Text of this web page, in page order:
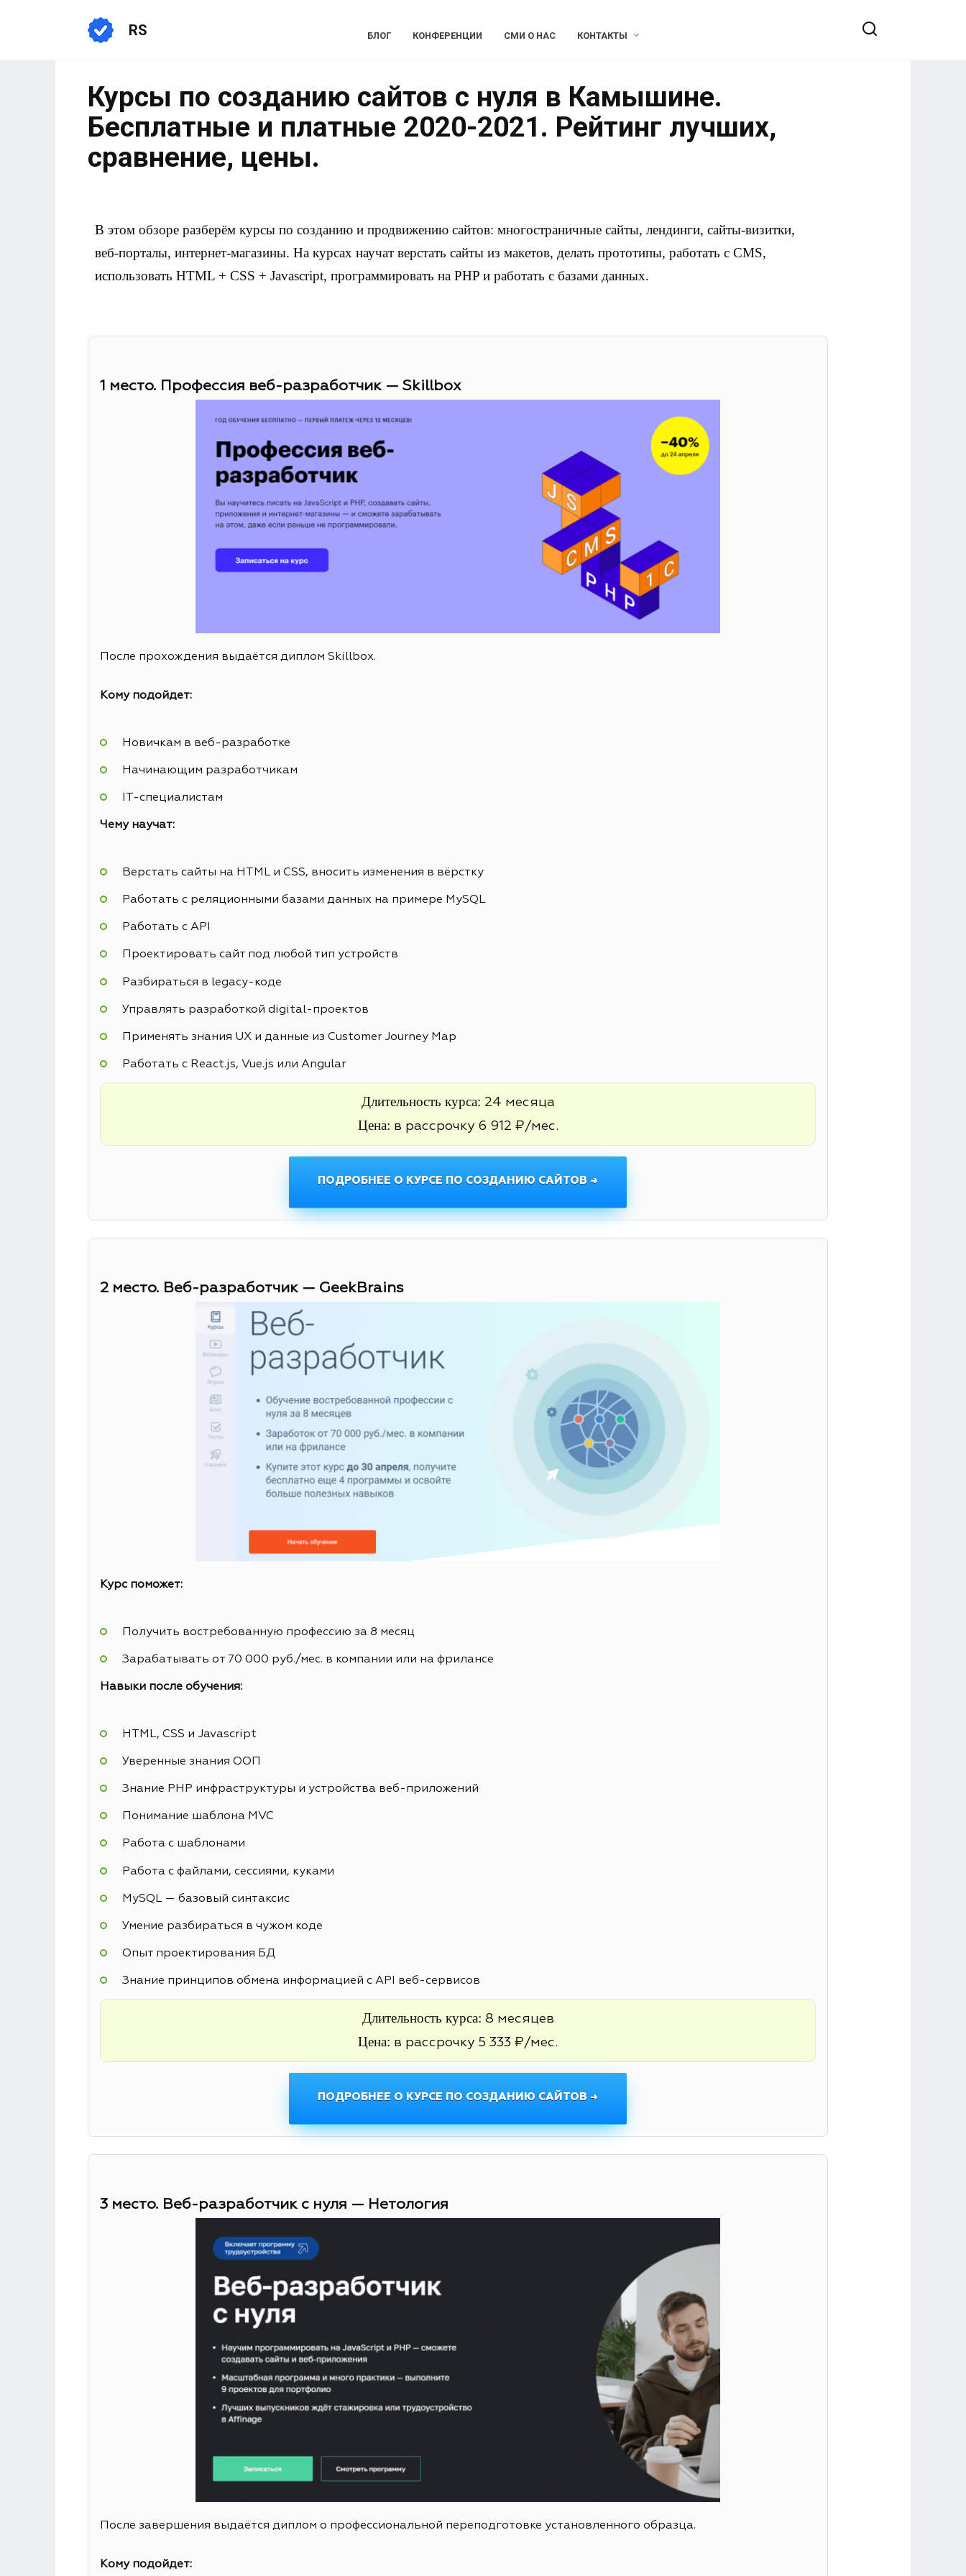
RS БЛОГ КОНФЕРЕНЦИИ СМИ О НАС КОНТАКТЫ
Курсы по созданию сайтов с нуля в Камышине.
Бесплатные и платные 2020-2021. Рейтинг лучших,
сравнение, цены.
В этом обзоре разберём курсы по созданию и продвижению сайтов: многостраничные сайты, лендинги, сайты-визитки,
веб-порталы, интернет-магазины. На курсах научат верстать сайты из макетов, делать прототипы, работать с CMS,
использовать HTML + CSS + Javascript, программировать на PHP и работать с базами данных.
1 место. Профессия веб-разработчик — Skillbox
После прохождения выдаётся диплом Skillbox.
Кому подойдет:
Новичкам в веб-разработке
Начинающим разработчикам
IT-специалистам
Чему научат:
Верстать сайты на HTML и CSS, вносить изменения в вёрстку
Работать с реляционными базами данных на примере MySQL
Работать с API
Проектировать сайт под любой тип устройств
Разбираться в legacy-коде
Управлять разработкой digital-проектов
Применять знания UX и данные из Customer Journey Map
Работать с React.js, Vue.js или Angular
Длительность курса: 24 месяца
Цена: в рассрочку 6 912 ₽/мес.
ПОДРОБНЕЕ О КУРСЕ ПО СОЗДАНИЮ САЙТОВ →
2 место. Веб-разработчик — GeekBrains
Курс поможет:
Получить востребованную профессию за 8 месяц
Зарабатывать от 70 000 руб./мес. в компании или на фрилансе
Навыки после обучения:
HTML, CSS и Javascript
Уверенные знания ООП
Знание PHP инфраструктуры и устройства веб-приложений
Понимание шаблона MVC
Работа с шаблонами
Работа с файлами, сессиями, куками
MySQL — базовый синтаксис
Умение разбираться в чужом коде
Опыт проектирования БД
Знание принципов обмена информацией с API веб-сервисов
Длительность курса: 8 месяцев
Цена: в рассрочку 5 333 ₽/мес.
ПОДРОБНЕЕ О КУРСЕ ПО СОЗДАНИЮ САЙТОВ →
3 место. Веб-разработчик с нуля — Нетология
После завершения выдаётся диплом о профессиональной переподготовке установленного образца.
Кому подойдет: